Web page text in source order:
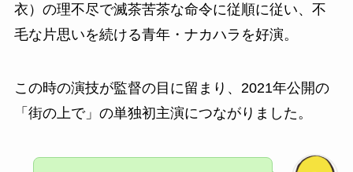
衣）の理不尽で滅茶苦茶な命令に従順に従い、不
毛な片思いを続ける青年・ナカハラを好演。
この時の演技が監督の目に留まり、2021年公開の
「街の上で」の単独初主演につながりました。